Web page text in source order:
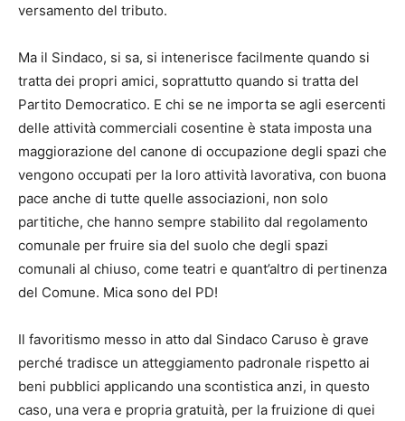
versamento del tributo.
Ma il Sindaco, si sa, si intenerisce facilmente quando si
tratta dei propri amici, soprattutto quando si tratta del
Partito Democratico. E chi se ne importa se agli esercenti
delle attività commerciali cosentine è stata imposta una
maggiorazione del canone di occupazione degli spazi che
vengono occupati per la loro attività lavorativa, con buona
pace anche di tutte quelle associazioni, non solo
partitiche, che hanno sempre stabilito dal regolamento
comunale per fruire sia del suolo che degli spazi
comunali al chiuso, come teatri e quant’altro di pertinenza
del Comune. Mica sono del PD!
Il favoritismo messo in atto dal Sindaco Caruso è grave
perché tradisce un atteggiamento padronale rispetto ai
beni pubblici applicando una scontistica anzi, in questo
caso, una vera e propria gratuità, per la fruizione di quei